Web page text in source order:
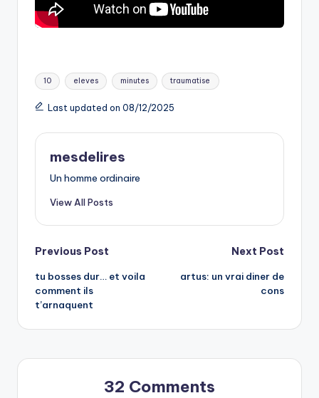
Tags:
10 eleves minutes traumatise
Last updated on 08/12/2025
mesdelires
Un homme ordinaire
View All Posts
Post
navigation
Previous Post
tu bosses dur… et voila
comment ils
t’arnaquent
Next Post
artus: un vrai diner de
cons
32 Comments